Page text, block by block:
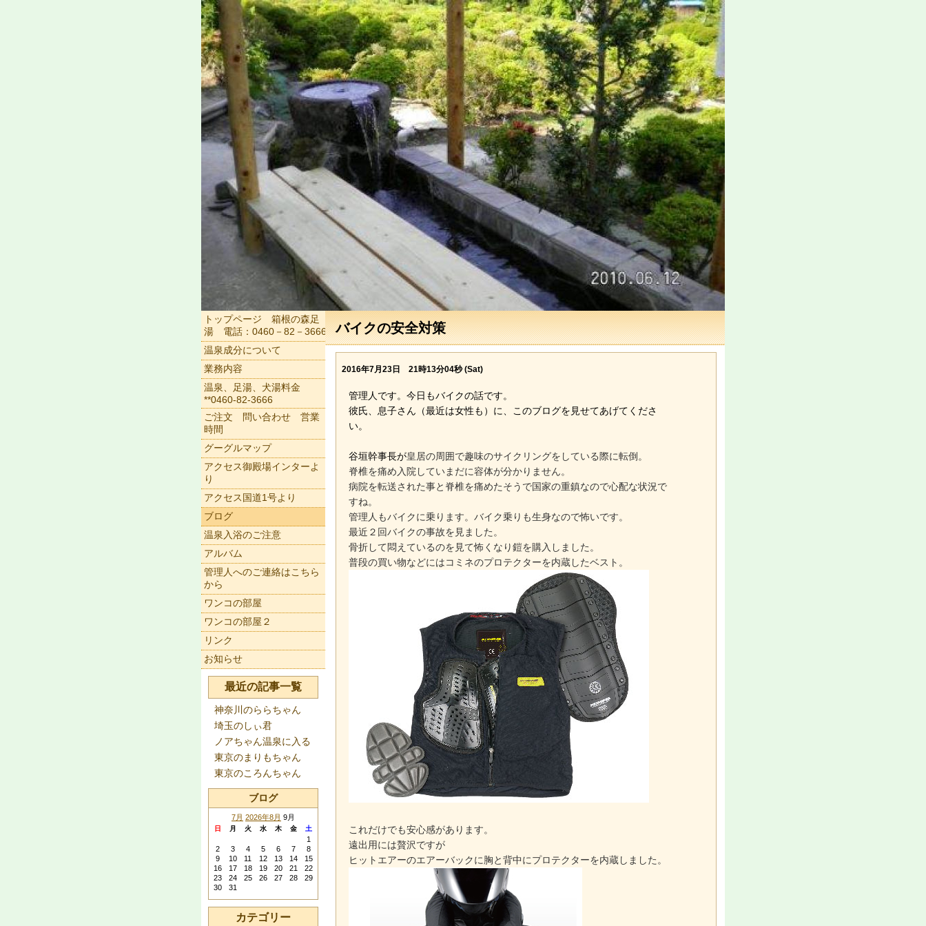
バイクの安全対策
2016年7月23日 21時13分04秒 (Sat)
管理人です。今日もバイクの話です。
彼氏、息子さん（最近は女性も）に、このブログを見せてあげてくださ
い。
谷垣幹事長が皇居の周囲で趣味のサイクリングをしている際に転倒。
脊椎を痛め入院していまだに容体が分かりません。
病院を転送された事と脊椎を痛めたそうで国家の重鎮なので心配な状況で
すね。
管理人もバイクに乗ります。バイク乗りも生身なので怖いです。
最近２回バイクの事故を見ました。
骨折して悶えているのを見て怖くなり鎧を購入しました。
普段の買い物などにはコミネのプロテクターを内蔵したベスト。
これだけでも安心感があります。
遠出用には贅沢ですが
ヒットエアーのエアーバックに胸と背中にプロテクターを内蔵しました。
トップページ 箱根の森足
湯 電話：0460－82－3666
温泉成分について
業務内容
温泉、足湯、犬湯料金
**0460-82-3666
ご注文 問い合わせ 営業
時間
グーグルマップ
アクセス御殿場インターよ
り
アクセス国道1号より
ブログ
温泉入浴のご注意
アルバム
管理人へのご連絡はこちら
から
ワンコの部屋
ワンコの部屋２
リンク
お知らせ
最近の記事一覧
神奈川のららちゃん
埼玉のしぃ君
ノアちゃん温泉に入る
東京のまりもちゃん
東京のころんちゃん
ブログ
7月 2026年8月 9月
日 月 火 水 木 金 土
1
2
3 4 5 6 7
8
9
10 11 12 13 14
15
16
17 18 19 20 21
22
23
24 25 26 27 28
29
30
31
カテゴリー